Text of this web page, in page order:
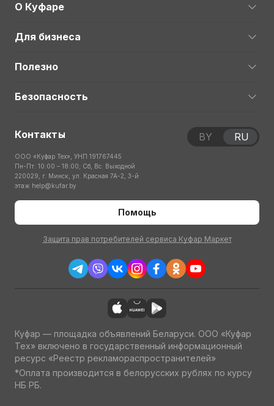
О Куфаре
Для бизнеса
Полезно
Безопасность
Контакты
ООО «Куфар Тех», УНП 191767445
Пн-Пт: 10:00 – 18:00; Сб, Вс: Выходной
220029, г. Минск, ул. Красная 7А-2, 3-й
этаж help@kufar.by
Помощь
Защита прав потребителей сервиса Куфар Маркет
BY RU
Куфар — площадка объявлений Беларуси. ООО «Куфар
Тех» включено в государственный информационный
ресурс «Реестр рекламораспространителей»
*Оплата производится в белорусских рублях по курсу
НБ РБ.